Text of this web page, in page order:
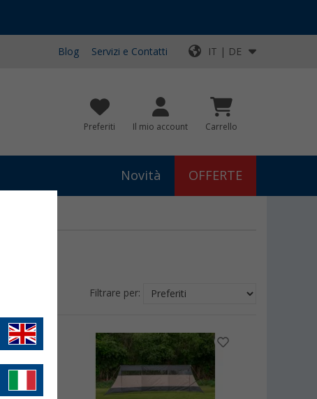
Blog Servizi e Contatti IT | DE
Preferiti Il mio account Carrello
Novità OFFERTE
Filtrare per: